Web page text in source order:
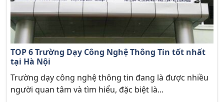
TOP 6 Trường Dạy Công Nghệ Thông Tin tốt nhất
tại Hà Nội
Trường dạy công nghệ thông tin đang là được nhiều
người quan tâm và tìm hiểu, đặc biệt là...